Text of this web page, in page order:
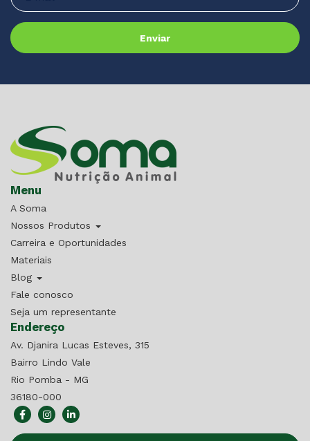
Menu
A Soma
Nossos Produtos
Carreira e Oportunidades
Materiais
Blog
Fale conosco
Seja um representante
Endereço
Av. Djanira Lucas Esteves, 315
Bairro Lindo Vale
Rio Pomba - MG
36180-000